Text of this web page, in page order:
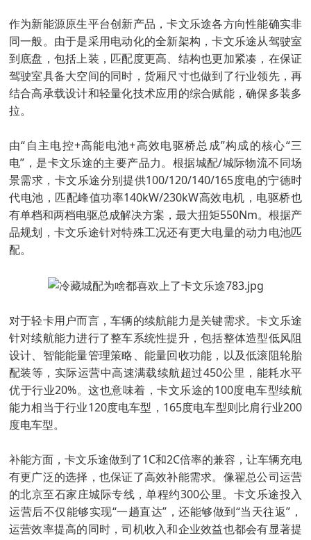
作为新能源原生平台创新产品，卡文乐途各方向性能确实非
同一般。由于是采用电动化的全新架构，卡文乐途从驾驶室
到底盘，包括上装，匹配度更高、结构也更加紧凑，在保证
驾驶室具备大空间的同时，货厢尺寸也做到了行业领先，再
结合高承载设计和轻量化技术应用的综合赋能，确保多装多
拉。
由“自主电控+高能电池+高效电驱桥总成”构成的核心“三
电”，是卡文乐途的主要产品力。根据城配/城际物流不同场
景需求，卡文乐途分别提供100/120/140/165度电的宁德时
代电池，匹配峰值功率140kW/230kW高效电机，电驱桥也
有单档和两档电驱总成解决方案，最大扭矩550Nm。根据产
品规划，卡文乐途针对特殊工况还有更大电量的动力电池匹
配。
对于轻卡用户而言，车辆的续航能力是关键需求。卡文乐途
针对续航能力进行了整车系统性提升，包括整体造型低风阻
设计、智能能量管理策略、能量回收功能，以及低滚阻轮胎
配装等，实际运营中高速满载续航超过450公里，能耗水平
优于行业20%。这也意味着，卡文乐途的100度电车型续航
能力相当于行业120度电车型，165度电车型则比肩行业200
度电车型。
补能方面，卡文乐途做到了1C和2C倍率的兼容，让车辆充电
有更广泛的选择，也保证了高效补能需求。像翟总公司运营
的北京至石家庄城际专线，单程约300公里。卡文乐途投入
运营后不仅能够实现“一趟直达”，还能够做到“当天往返”，
运营效率提高的同时，司机收入和企业效益也都会有显著提